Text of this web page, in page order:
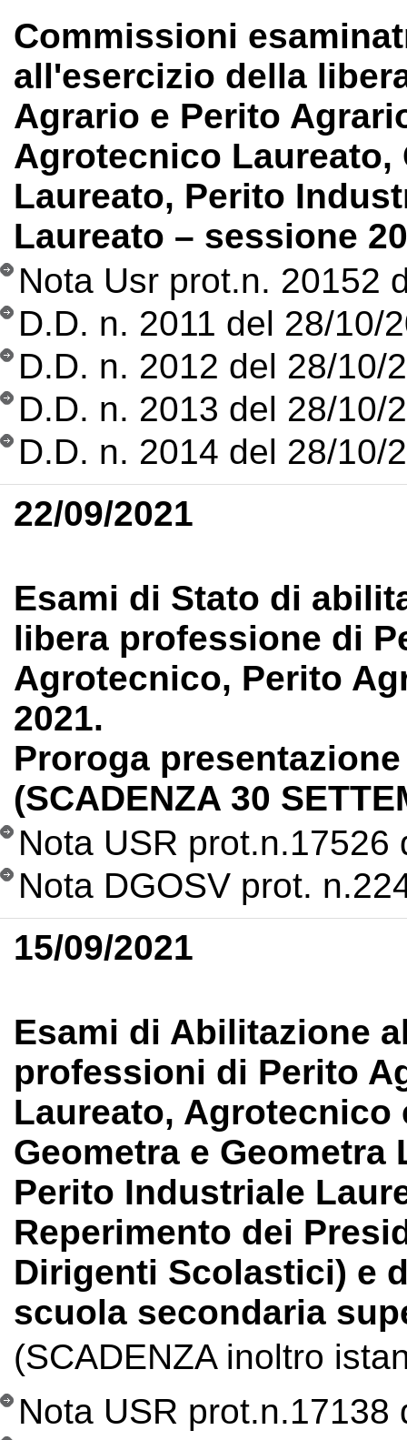
Commissioni
all'esercizio della
Agrario e Perito
Agrotecnico Laureato,
Laureato, Perito
Laureato – sessione
Nota Usr prot.n. 20152
D.D. n. 2011 del 28/10/
D.D. n. 2012 del 28/10/
D.D. n. 2013 del 28/10/
D.D. n. 2014 del 28/10/
22/09/2021
Esami di Stato di
libera professione di
Agrotecnico, Perito
2021.
Proroga
(SCADENZA 30
Nota USR prot.n.17526
Nota DGOSV prot.
15/09/2021
Esami di Abilitazione
professioni di Perito
Laureato,
Geometra e
Perito Industriale
Reperimento dei
Dirigenti Scolastici) e
scuola secondaria
(SCADENZA inoltro
Nota USR prot.n.17138